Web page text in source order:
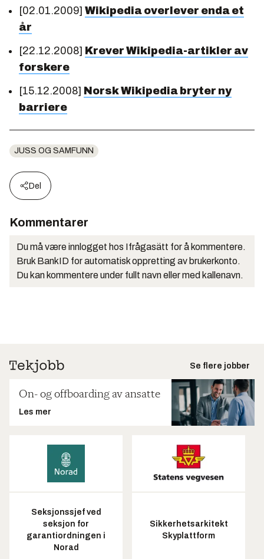
[02.01.2009] Wikipedia overlever enda et
år
[22.12.2008] Krever Wikipedia-artikler av
forskere
[15.12.2008] Norsk Wikipedia bryter ny
barriere
JUSS OG SAMFUNN
Del
Kommentarer
Du må være innlogget hos Ifrågasätt for å kommentere.
Bruk BankID for automatisk oppretting av brukerkonto.
Du kan kommentere under fullt navn eller med kallenavn.
Se flere jobber
On- og offboarding av ansatte
Les mer
Seksjonssjef ved
seksjon for
garantiordningen i
Norad
Sikkerhetsarkitekt
Skyplattform